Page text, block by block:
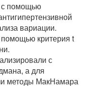
с помощью
вариации.
критерия t
с
а для
методы МакНамара